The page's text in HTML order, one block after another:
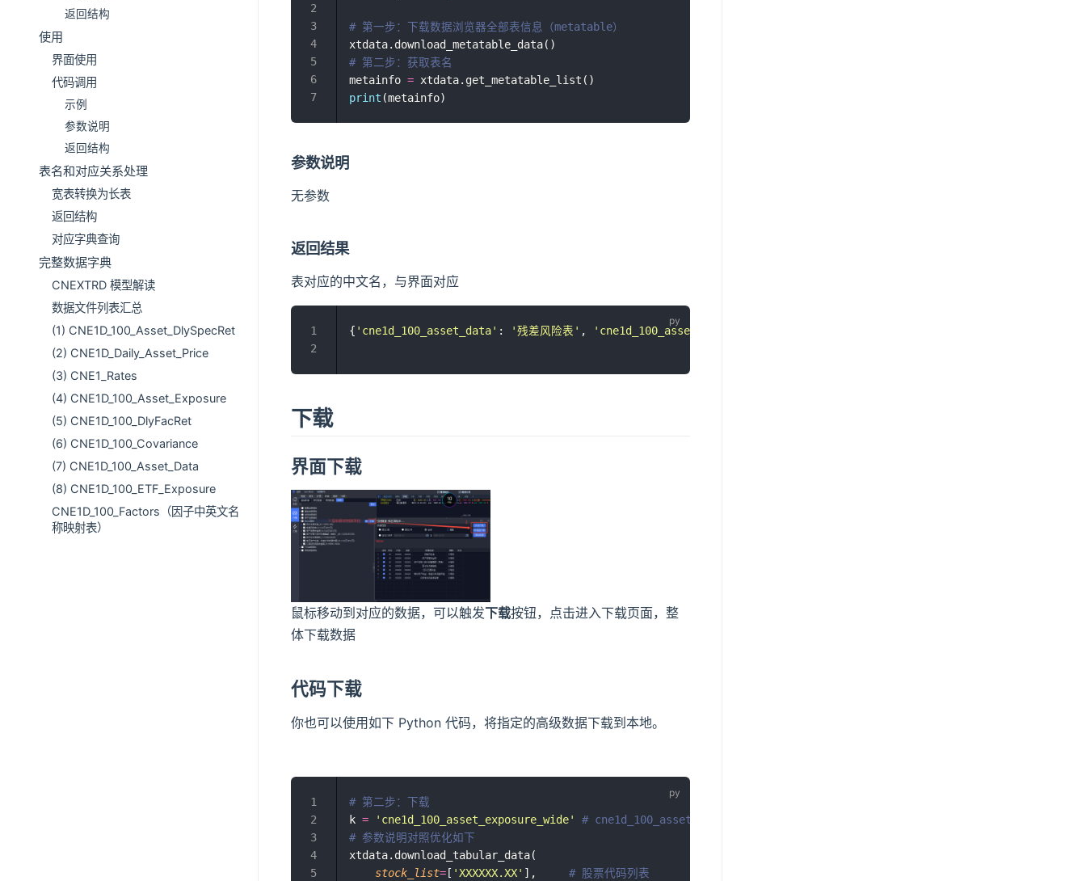
返回结构
使用
界面使用
代码调用
示例
参数说明
返回结构
表名和对应关系处理
宽表转换为长表
返回结构
对应字典查询
完整数据字典
CNEXTRD 模型解读
数据文件列表汇总
(1) CNE1D_100_Asset_DlySpecRet
(2) CNE1D_Daily_Asset_Price
(3) CNE1_Rates
(4) CNE1D_100_Asset_Exposure
(5) CNE1D_100_DlyFacRet
(6) CNE1D_100_Covariance
(7) CNE1D_100_Asset_Data
(8) CNE1D_100_ETF_Exposure
CNE1D_100_Factors（因子中英文名
称映射表）
# 第一步：下载数据浏览器全部表信息（metatable）
xtdata.download_metatable_data()
# 第二步：获取表名
metainfo = xtdata.get_metatable_list()
print (metainfo)
参数说明
无参数
返回结果
表对应的中文名，与界面对应
{ ' cne1d_100_asset_data' : '残差风险表 ' , ' cne1d_100_asset_dlyspecret
下载
界面下载
鼠标移动到对应的数据，可以触发下载按钮，点击进入下载页面，整
体下载数据
代码下载
你也可以使用如下 Python 代码，将指定的高级数据下载到本地。
# 第二步：下载
k = ' cne1d_100_asset_exposure_wide'
# cne1d_100_asset_exposure_wide
# 参数说明对照优化如下
xtdata.download_tabular_data(
stock_list= 'XXXXXX.XX' ], # 股票代码列表